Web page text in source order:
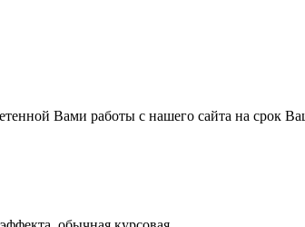
Вами работы с нашего сайта на срок